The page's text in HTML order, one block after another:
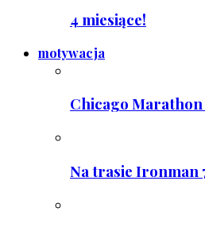
4 miesiące!
motywacja
Chicago Marathon
Na trasie Ironman